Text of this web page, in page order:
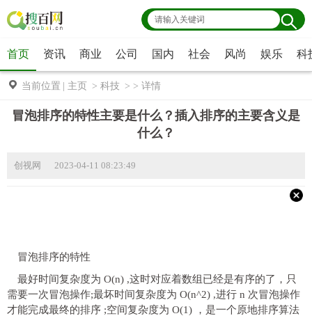
首页 资讯 商业 公司 国内 社会 风尚 娱乐 科
当前位置 主页 > 科技 > > 详情
冒泡排序的特性主要是什么？插入排序的主要含义是
什么？
创视网 2023-04-11 08:23:49
冒泡排序的特性
最好时间复杂度为 O(n) ,这时对应着数组已经是有序的了，只
需要一次冒泡操作;最坏时间复杂度为 O(n^2) ,进行 n 次冒泡操作
才能完成最终的排序 ;空间复杂度为 O(1) ，是一个原地排序算法